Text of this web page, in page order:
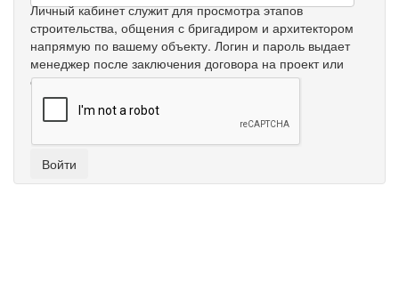
Личный кабинет служит для просмотра этапов
строительства, общения с бригадиром и архитектором
напрямую по вашему объекту. Логин и пароль выдает
менеджер после заключения договора на проект или
строительство.